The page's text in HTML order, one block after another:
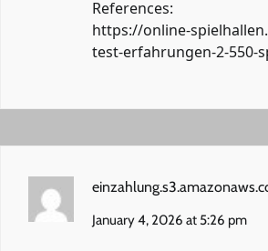
References:
https://online-
test-erfahrungen-2-550-
January 4, 2026 at 5:26 pm